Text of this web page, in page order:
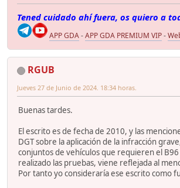
Tened cuidado ahí fuera, os quiero a
APP GDA-APP GDA PREMIUM VIP-
RGUB
Jueves 27 de Junio de 2024. 18:34 horas.
Buenas tardes.
El escrito es de fecha de 2010, y las
DGT sobre la aplicación de la infracción
conjuntos de vehículos que requieren el
realizado las pruebas, viene reflejada al
Por tanto yo consideraría ese escrito como